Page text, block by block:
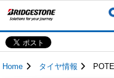
Home タイヤ情報